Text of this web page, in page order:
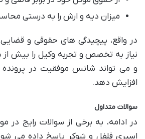
میزان دیه و ارش را به درستی
در واقع، پیچیدگی های حقوقی و قضایی
نیاز به تخصص و تجربه وکیل را بیش
و می تواند شانس موفقیت در
افزایش دهد.
سوالات متداول
در ادامه، به برخی از سوالات رایج در
اسپری فلفل و شوکر پاسخ داده می شود